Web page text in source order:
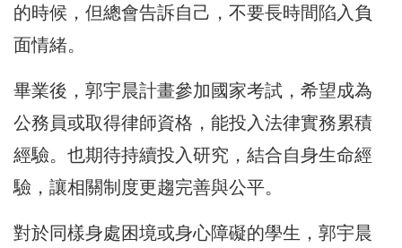
的時候，但總會告訴自己，不要長時間陷入負
面情緒。
畢業後，郭宇晨計畫參加國家考試，希望成為
公務員或取得律師資格，能投入法律實務累積
經驗。也期待持續投入研究，結合自身生命經
驗，讓相關制度更趨完善與公平。
對於同樣身處困境或身心障礙的學生，郭宇晨